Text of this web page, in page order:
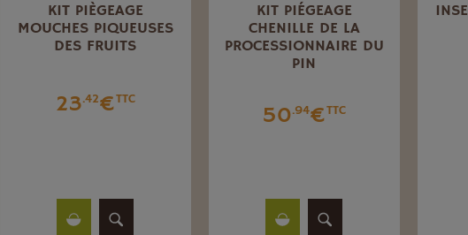
KIT PIÈGEAGE
MOUCHES PIQUEUSES
DES FRUITS
23.42€TTC
KIT PIÉGEAGE
CHENILLE DE LA
PROCESSIONNAIRE DU
PIN
50.94€TTC